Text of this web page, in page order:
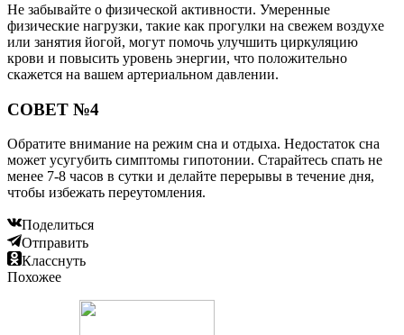
Не забывайте о физической активности. Умеренные
физические нагрузки, такие как прогулки на свежем воздухе
или занятия йогой, могут помочь улучшить циркуляцию
крови и повысить уровень энергии, что положительно
скажется на вашем артериальном давлении.
СОВЕТ №4
Обратите внимание на режим сна и отдыха. Недостаток сна
может усугубить симптомы гипотонии. Старайтесь спать не
менее 7-8 часов в сутки и делайте перерывы в течение дня,
чтобы избежать переутомления.
Поделиться
Отправить
Класснуть
Похожее